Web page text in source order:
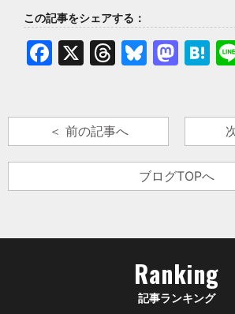
この記事をシェアする：
Facebook
X Threads
＜ 前の記事へ
ブログTOPへ
Ranking
記事ランキング